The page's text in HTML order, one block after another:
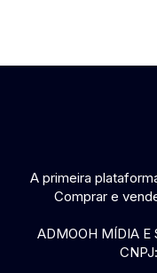
A primeira
Comprar e
ADMOOH MÍDIA E